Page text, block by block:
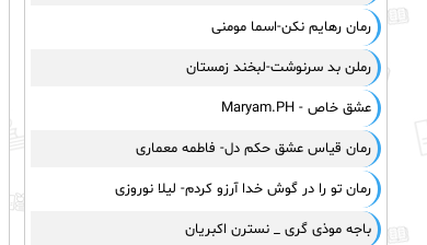
رمان رهایم نکن-اسما مومنی
رملن بد سرنوشت-لبخند زمستان
عشق خاص - Maryam.PH
رمان قیاس عشق حکم دل- فاطمه معماری
رمان تو را در گوش خدا آرزو کردم- لیلا نوروزی
باجه موذی گری _ نسترن اکبریان